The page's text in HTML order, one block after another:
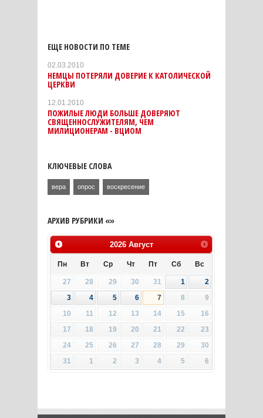
ЕЩЕ НОВОСТИ ПО ТЕМЕ
02.03.2010
НЕМЦЫ ПОТЕРЯЛИ ДОВЕРИЕ К КАТОЛИЧЕСКОЙ
ЦЕРКВИ
12.01.2010
ПОЖИЛЫЕ ЛЮДИ БОЛЬШЕ ДОВЕРЯЮТ
СВЯЩЕННОСЛУЖИТЕЛЯМ, ЧЕМ
МИЛИЦИОНЕРАМ - ВЦИОМ
КЛЮЧЕВЫЕ СЛОВА
вера опрос воскресение
АРХИВ РУБРИКИ «»
2026 Август
Пн Вт Ср Чт Пт Сб Вс
27 28 29 30 31 1
2
3
4 5 6 7 8
9
10
11 12 13 14 15
16
17
18 19 20 21 22
23
24
25 26 27 28 29
30
31
1 2 3 4 5 6